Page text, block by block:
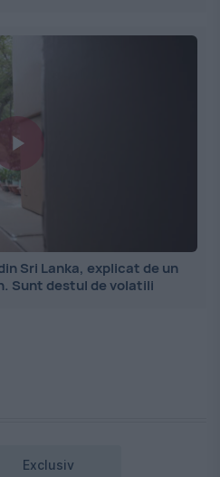
Sri Lanka, explicat de un
Sunt destul de volatili
Exclusiv